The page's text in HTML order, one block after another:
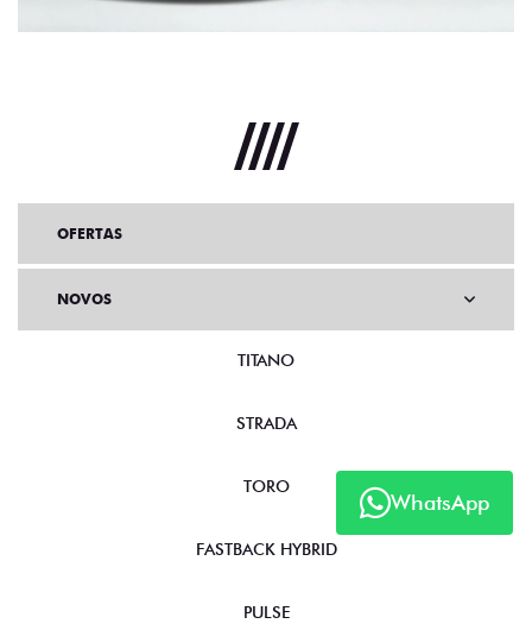
WhatsApp
OFERTAS
NOVOS
TITANO
STRADA
TORO
FASTBACK HYBRID
PULSE